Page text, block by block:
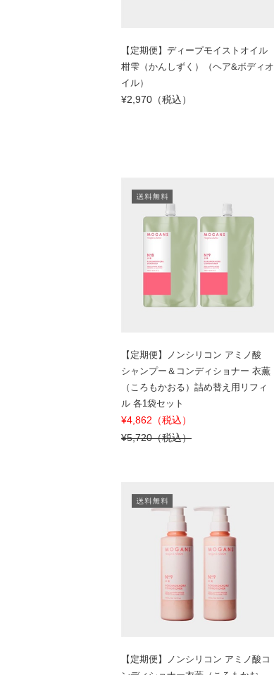
【定期便】ディープモイストオイル
柑雫（かんしずく）（ヘア&ボディオ
イル）
¥2,970（税込）
【定期便】ノンシリコン アミノ酸
シャンプー＆コンディショナー 衣薫
（ころもかおる）詰め替え用リフィ
ル 各1袋セット
¥4,862（税込）
¥5,720（税込）
【定期便】ノンシリコン アミノ酸コ